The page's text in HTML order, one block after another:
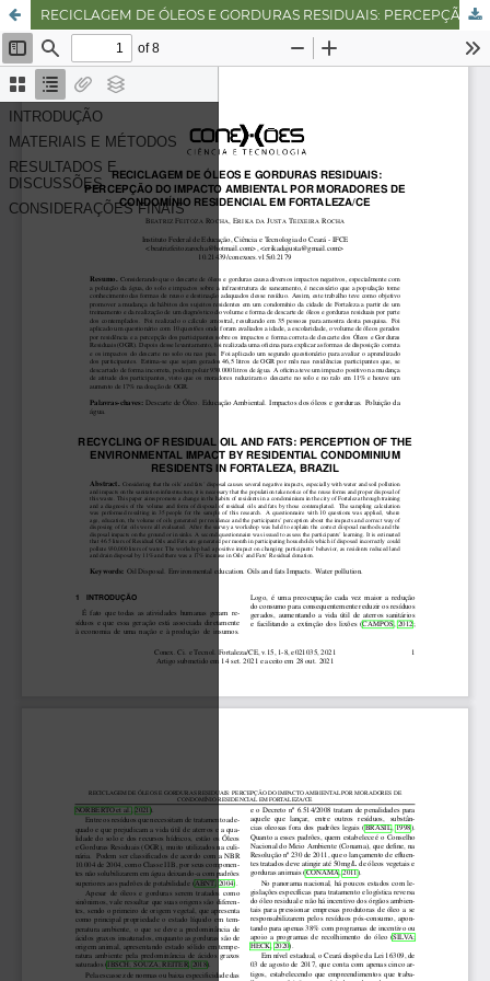
RECICLAGEM DE ÓLEOS E GORDURAS RESIDUAIS: PERCEPÇÃO DO IMPACTO AMBIENTAL POR MORADORES DE CONDOMÍNIO RESIDENCIAL EM FORTALEZA/CE